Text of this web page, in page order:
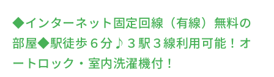
◆インターネット固定回線（有線）無料の
部屋◆駅徒歩６分♪３駅３線利用可能！オ
ートロック・室内洗濯機付！